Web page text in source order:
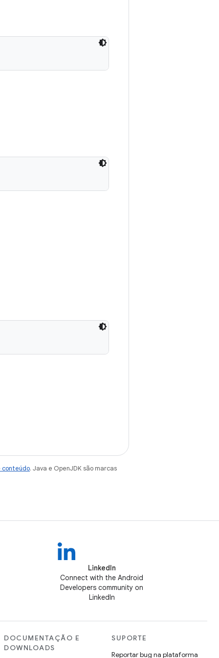
conteúdo. Java e OpenJDK são marcas
LinkedIn
Connect with the Android
Developers community on
LinkedIn
DOCUMENTAÇÃO E
DOWNLOADS
SUPORTE
Reportar bug na plataforma